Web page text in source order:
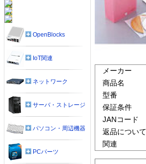
メーカー
商品名
型番
保証条件
JANコード
返品について
関連
OpenBlocks
IoT関連
ネットワーク
サーバ・ストレージ
パソコン・周辺機器
PCパーツ